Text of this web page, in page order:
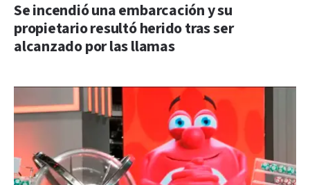
Se incendió una embarcación y su
propietario resultó herido tras ser
alcanzado por las llamas